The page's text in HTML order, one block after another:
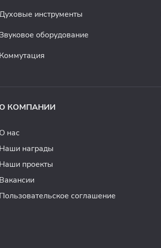
инструменты
оборудование
Коммутация
О КОМПАНИИ
О нас
Наши награды
Наши проекты
Вакансии
Пользовательское соглашение